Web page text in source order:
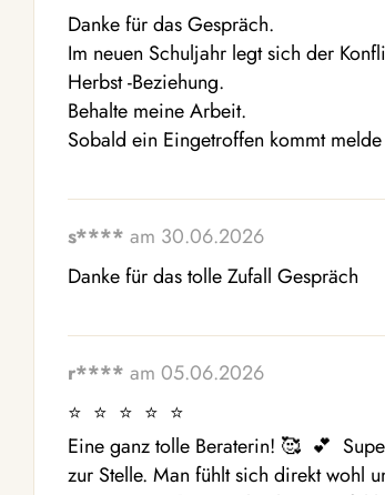
Danke für das Gespräch.
Im neuen Schuljahr legt sich der
Herbst -Beziehung.
Behalte meine Arbeit.
Sobald ein Eingetroffen kommt
s**** am 30.06.2026
Danke für das tolle Zufall Gespräch
r**** am 05.06.2026
⭐  ⭐  ⭐  ⭐  ⭐
Eine ganz tolle Beraterin! 🥰  💕
zur Stelle. Man fühlt sich direkt wohl